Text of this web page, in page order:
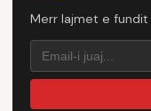
Merr lajmet e